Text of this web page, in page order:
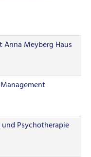
Meyberg Haus
Psychotherapie